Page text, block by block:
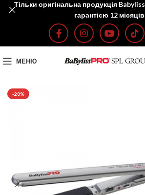
МЕНЮ
-20%
Тільки оригінальна продукція Babyliss
гарантією 12 місяців